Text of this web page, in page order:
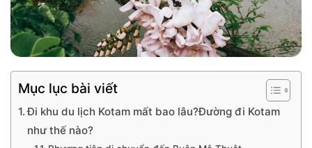
Mục lục bài viết
Đi khu du lịch Kotam mất bao lâu?Đường đi Kotam
như thế nào?